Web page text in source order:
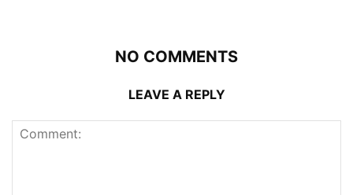
NO COMMENTS
LEAVE A REPLY